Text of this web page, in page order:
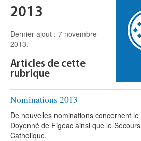
Agenda diocésain
Je donne
Annuaire/Contact
2013
Dernier ajout : 7 novembre
2013.
Articles de cette
rubrique
Nominations 2013
De nouvelles nominations concernent le
Doyenné de Figeac ainsi que le Secours
Catholique.